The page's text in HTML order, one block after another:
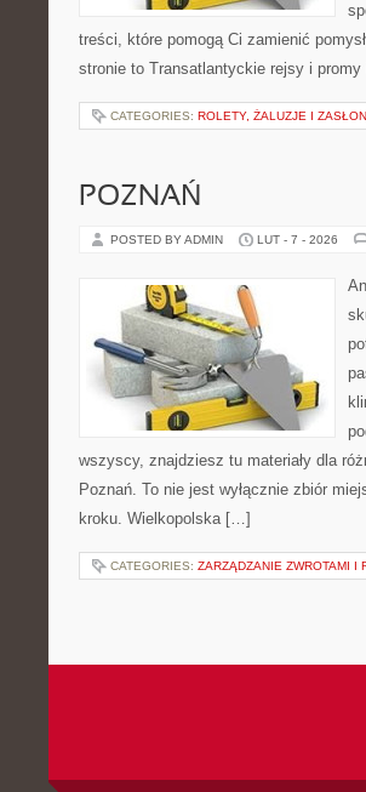
treści, które pomogą Ci zamienić
stronie to Transatlantyckie rejsy i
CATEGORIES: ROLETY, ŻALUZJE I
POZNAŃ
POSTED BY ADMIN LUT - 7 - 2026
wszyscy, znajdziesz tu materiały dla
Poznań. To nie jest wyłącznie zbiór
kroku. Wielkopolska […]
CATEGORIES: ZARZĄDZANIE ZWROTAMI I